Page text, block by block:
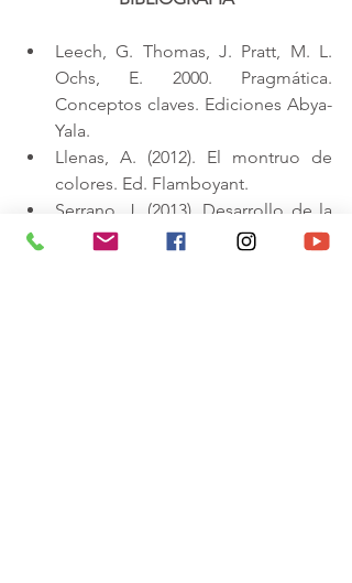
Leech, G. Thomas, J. Pratt, M. L.
Ochs, E. 2000. Pragmática.
Conceptos claves. Ediciones Abya-
Yala.
Llenas, A. (2012). El montruo de
colores. Ed. Flamboyant.
Serrano, J. (2013). Desarrollo de la
teoría de la mente, lenguaje y